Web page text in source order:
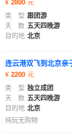
2800
类 型 跟团游
天 数 五天四晚游
目的地 北京
连云港双飞到北京亲
2200
类 型 独立成团
天 数 五天四晚游
目的地 北京
纯玩无购物